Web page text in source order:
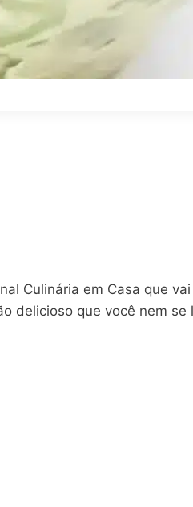
Culinária em Casa que
delicioso que você nem se